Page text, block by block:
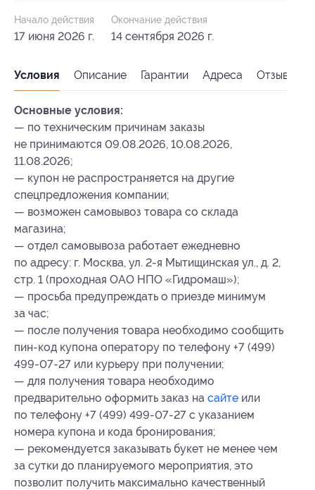
Начало действия
17 июня 2026 г.
Окончание действия
14 сентября 2026 г.
Условия Описание Гарантии Адреса Отзывы
Основные условия:
— по техническим причинам заказы
не принимаются 09.08.2026, 10.08.2026,
11.08.2026;
— купон не распространяется на другие
спецпредложения компании;
— возможен самовывоз товара со склада
магазина;
— отдел самовывоза работает ежедневно
по адресу: г. Москва, ул. 2-я Мытищинская ул., д. 2,
стр. 1 (проходная ОАО НПО «Гидромаш»);
— просьба предупреждать о приезде минимум
за час;
— после получения товара необходимо сообщить
пин-код купона оператору по телефону +7 (499)
499-07-27 или курьеру при получении;
— для получения товара необходимо
предварительно оформить заказ на сайте или
по телефону +7 (499) 499-07-27 с указанием
номера купона и кода бронирования;
— рекомендуется заказывать букет не менее чем
за сутки до планируемого мероприятия, это
позволит получить максимально качественный